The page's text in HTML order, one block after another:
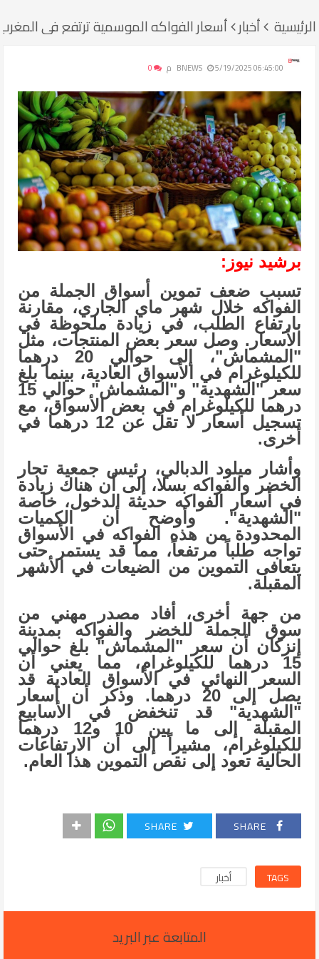
الرئيسية أخبار أسعار الفواكه الموسمية ترتفع في
BNEWS 5/19/2025 06:45:00 م
برشيد نيوز:
تسبب ضعف تموين أسواق الجملة من
الفواكه خلال شهر ماي الجاري، مقارنة
بارتفاع الطلب، في زيادة ملحوظة في
الأسعار. وصل سعر بعض المنتجات، مثل
"المشماش"، إلى حوالي 20 درهما
للكيلوغرام في الأسواق العادية، بينما بلغ
سعر "الشهدية" و"المشماش" حوالي 15
درهما للكيلوغرام في بعض الأسواق، مع
تسجيل أسعار لا تقل عن 12 درهما في
أخرى.
وأشار ميلود الدبالي، رئيس جمعية تجار
الخضر والفواكه بسلا، إلى أن هناك زيادة
في أسعار الفواكه حديثة الدخول، خاصة
"الشهدية". وأوضح أن الكميات
المحدودة من هذه الفواكه في الأسواق
تواجه طلباً مرتفعاً، مما قد يستمر حتى
يتعافى التموين من الضيعات في الأشهر
المقبلة.
من جهة أخرى، أفاد مصدر مهني من
سوق الجملة للخضر والفواكه بمدينة
إنزكان أن سعر "المشماش" بلغ حوالي
15 درهما للكيلوغرام، مما يعني أن
السعر النهائي في الأسواق العادية قد
يصل إلى 20 درهما. وذكر أن أسعار
"الشهدية" قد تنخفض في الأسابيع
المقبلة إلى ما بين 10 و12 درهما
للكيلوغرام، مشيراً إلى أن الارتفاعات
الحالية تعود إلى نقص التموين هذا العام.
SHARE
SHARE
TAGS أخبار
المتابعة عبر البريد